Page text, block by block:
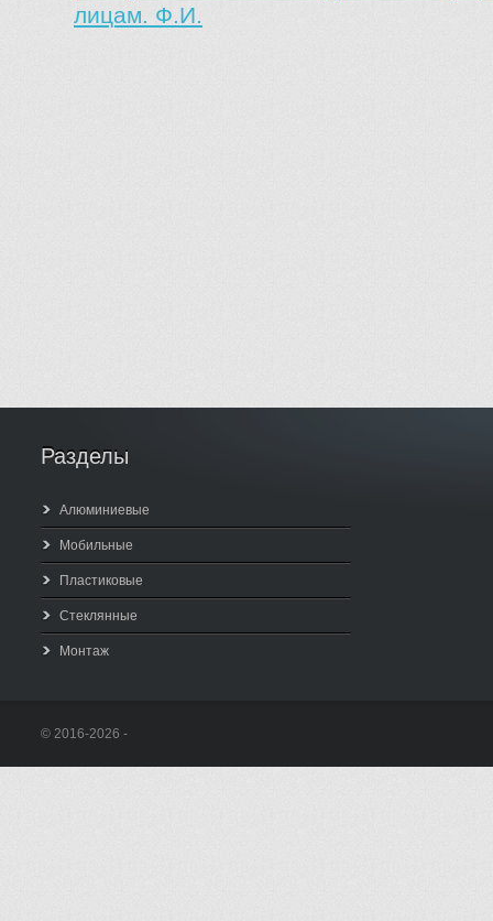
лицам. Ф.И.
Разделы
Алюминиевые
Мобильные
Пластиковые
Стеклянные
Монтаж
© 2016-2026 -